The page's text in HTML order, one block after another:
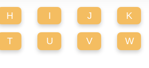
H I J K
T U V W